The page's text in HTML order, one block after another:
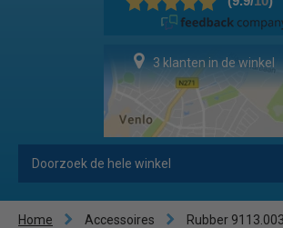
3 klanten in de winkel
Home Accessoires Rubber